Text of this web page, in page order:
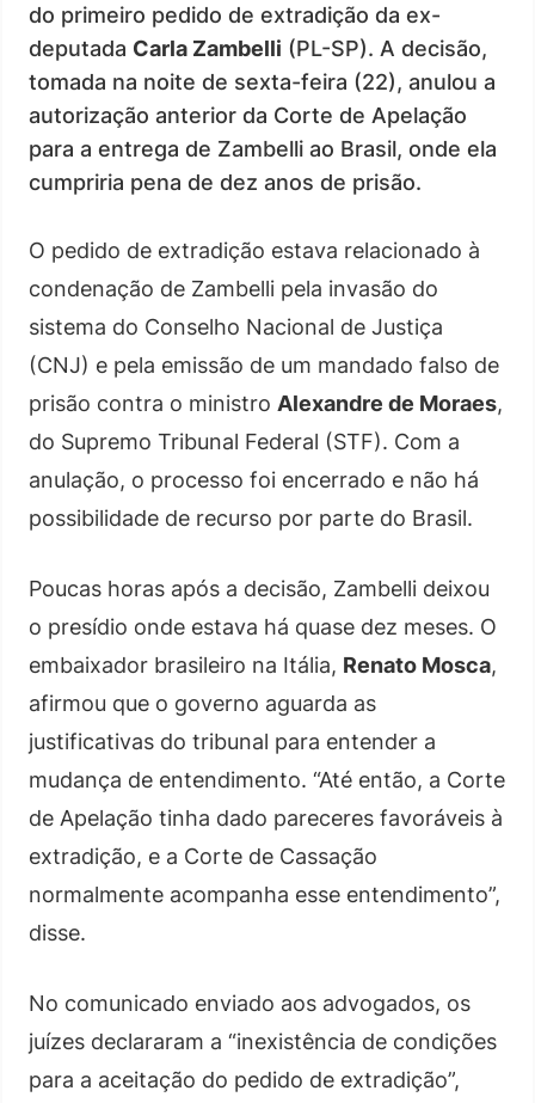
do primeiro pedido de extradição da ex-
deputada Carla Zambelli (PL-SP). A decisão,
tomada na noite de sexta-feira (22), anulou a
autorização anterior da Corte de Apelação
para a entrega de Zambelli ao Brasil, onde ela
cumpriria pena de dez anos de prisão.
O pedido de extradição estava relacionado à
condenação de Zambelli pela invasão do
sistema do Conselho Nacional de Justiça
(CNJ) e pela emissão de um mandado falso de
prisão contra o ministro Alexandre de Moraes,
do Supremo Tribunal Federal (STF). Com a
anulação, o processo foi encerrado e não há
possibilidade de recurso por parte do Brasil.
Poucas horas após a decisão, Zambelli deixou
o presídio onde estava há quase dez meses. O
embaixador brasileiro na Itália, Renato Mosca,
afirmou que o governo aguarda as
justificativas do tribunal para entender a
mudança de entendimento. “Até então, a Corte
de Apelação tinha dado pareceres favoráveis à
extradição, e a Corte de Cassação
normalmente acompanha esse entendimento”,
disse.
No comunicado enviado aos advogados, os
juízes declararam a “inexistência de condições
para a aceitação do pedido de extradição”,